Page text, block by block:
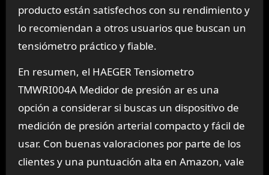
producto están satisfechos con su rendimiento y
lo recomiendan a otros usuarios que buscan un
tensiómetro práctico y fiable.
En resumen, el HAEGER Tensiometro
TMWRI004A Medidor de presión ar es una
opción a considerar si buscas un dispositivo de
medición de presión arterial compacto y fácil de
usar. Con buenas valoraciones por parte de los
clientes y una puntuación alta en Amazon, vale